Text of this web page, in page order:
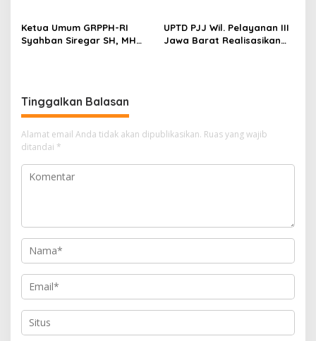
Ketua Umum GRPPH-RI
Syahban Siregar SH, MH
UPTD PJJ Wil. Pelayanan III
Jawa Barat Realisasikan
“Leucir”
Tinggalkan Balasan
Alamat email Anda tidak akan dipublikasikan. Ruas yang wajib
ditandai *